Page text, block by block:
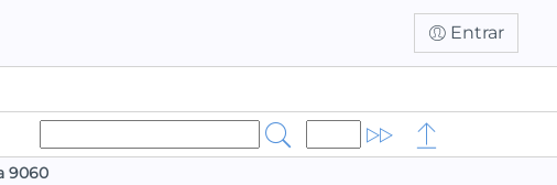
Entrar
9060